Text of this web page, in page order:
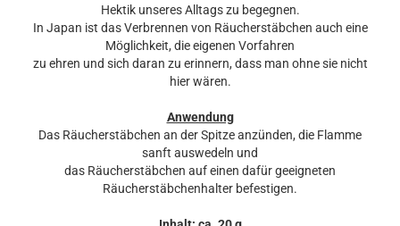
Hektik unseres Alltags zu begegnen.
In Japan ist das Verbrennen von Räucherstäbchen auch eine
Möglichkeit, die eigenen Vorfahren
zu ehren und sich daran zu erinnern, dass man ohne sie nicht
hier wären.
Anwendung
Das Räucherstäbchen an der Spitze anzünden, die Flamme
sanft auswedeln und
das Räucherstäbchen auf einen dafür geeigneten
Räucherstäbchenhalter befestigen.